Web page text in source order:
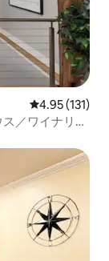
レビュー131
4.95 (131)
／ワイナリー